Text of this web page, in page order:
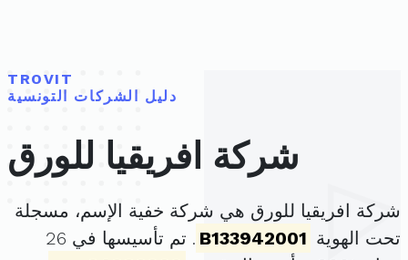
TROVIT
دليل الشركات التونسية
شركة افريقيا للورق
شركة افريقيا للورق هي شركة خفية الإسم، مسجلة
تحت الهوية B133942001
. تم تأسيسها في 26